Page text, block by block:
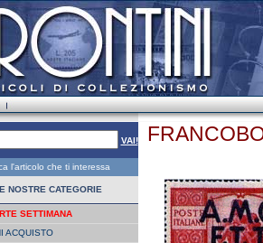
VAI!
l'articolo che ti interessa
NOSTRE CATEGORIE
SETTIMANA
ACQUISTO